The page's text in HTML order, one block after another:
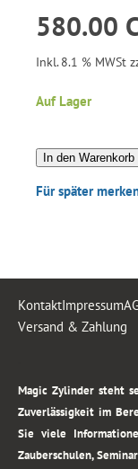
580.00
Inkl. 8.1 % MWSt
Auf Lager
In den Warenkorb
Für später
KontaktImpressum
Versand & Zahlung
Magic Zylinder steht
Zuverlässigkeit im
Sie viele
Zauberschulen,